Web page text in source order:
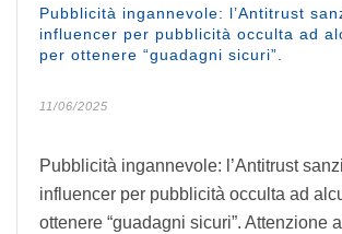
Pubblicità ingannevole: l’Antitrust
influencer per pubblicità occulta ad
per ottenere “guadagni sicuri”.
11/06/2025
Pubblicità ingannevole: l’Antitrust
influencer per pubblicità occulta ad
ottenere “guadagni sicuri”. Attenzione